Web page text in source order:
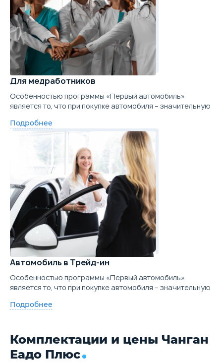
Для медработников
Особенностью программы «Первый автомобиль»
является то, что при покупке автомобиля – значительную
Подробнее
Автомобиль в Трейд-ин
Особенностью программы «Первый автомобиль»
является то, что при покупке автомобиля – значительную
Подробнее
Комплектации и цены Чанган
Еадо Плюс